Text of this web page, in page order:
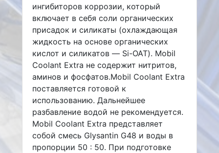
ингибиторов коррозии, который
включает в себя соли органических
присадок и силикаты (охлаждающая
жидкость на основе органических
кислот и силикатов — Si-OAT). Mobil
Coolant Extra не содержит нитритов,
аминов и фосфатов.Mobil Coolant Extra
поставляется готовой к
использованию. Дальнейшее
разбавление водой не рекомендуется.
Mobil Coolant Extra представляет
собой смесь Glysantin G48 и воды в
пропорции 50 : 50. При подготовке